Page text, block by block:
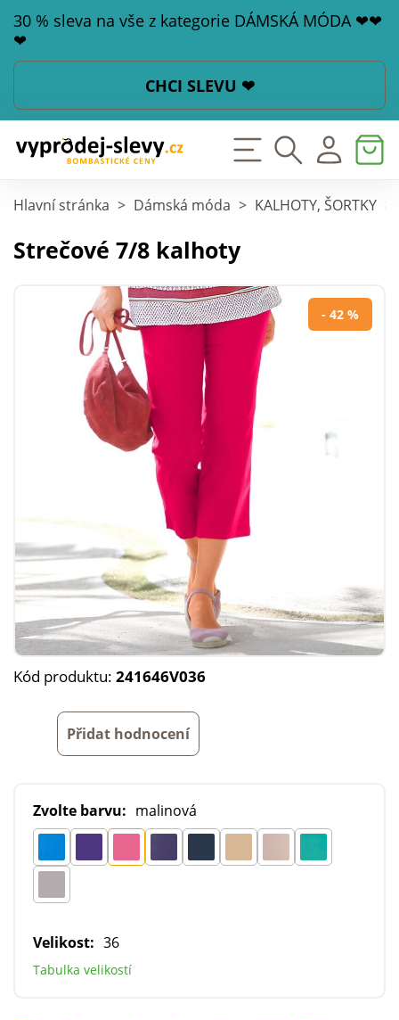
30 % sleva na vše z kategorie DÁMSKÁ MÓDA ❤❤
❤
CHCI SLEVU ❤
Hlavní stránka > Dámská móda > KALHOTY, ŠORTKY >
Strečové 7/8 kalhoty
- 42 %
Kód produktu: 241646V036
Přidat hodnocení
Zvolte barvu: malinová
Velikost: 36
Tabulka velikostí